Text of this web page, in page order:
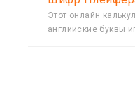
Этот онлайн
английские буквы